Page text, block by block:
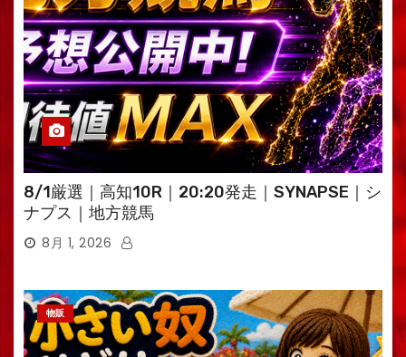
8/1厳選｜高知10R｜20:20発走｜SYNAPSE｜シ
ナプス｜地方競馬
8月 1, 2026
物販